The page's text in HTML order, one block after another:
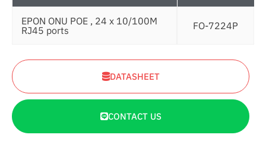
EPON ONU POE , 24 x 10/100M
RJ45 ports
FO-7224P
DATASHEET
CONTACT US